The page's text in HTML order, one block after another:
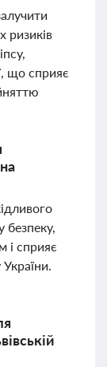
ризиків
що сприяє
безпеку,
і сприяє